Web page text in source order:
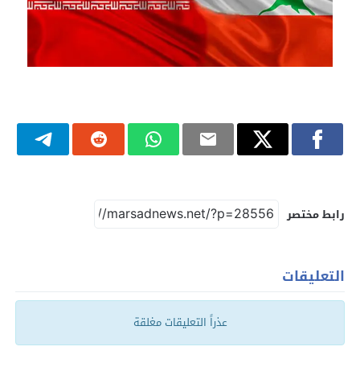
رابط مختصر
التعليقات
عذراً التعليقات مغلقة